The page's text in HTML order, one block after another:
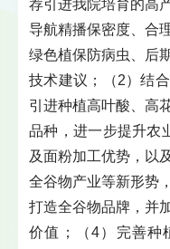
荐引进我院培育的高
导航精播保密度、合
绿色植保防病虫、后
技术建议；（2）结
引进种植高叶酸、高
品种，进一步提升农
及面粉加工优势，以
全谷物产业等新形势
打造全谷物品牌，并
价值；（4）完善种